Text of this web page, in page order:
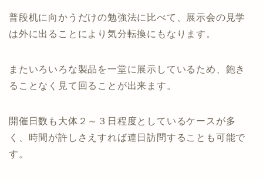
普段机に向かうだけの勉強法に比べて、展示会の見学
は外に出ることにより気分転換にもなります。
またいろいろな製品を一堂に展示しているため、飽き
ることなく見て回ることが出来ます。
開催日数も大体２～３日程度としているケースが多
く、時間が許しさえすれば連日訪問することも可能で
す。